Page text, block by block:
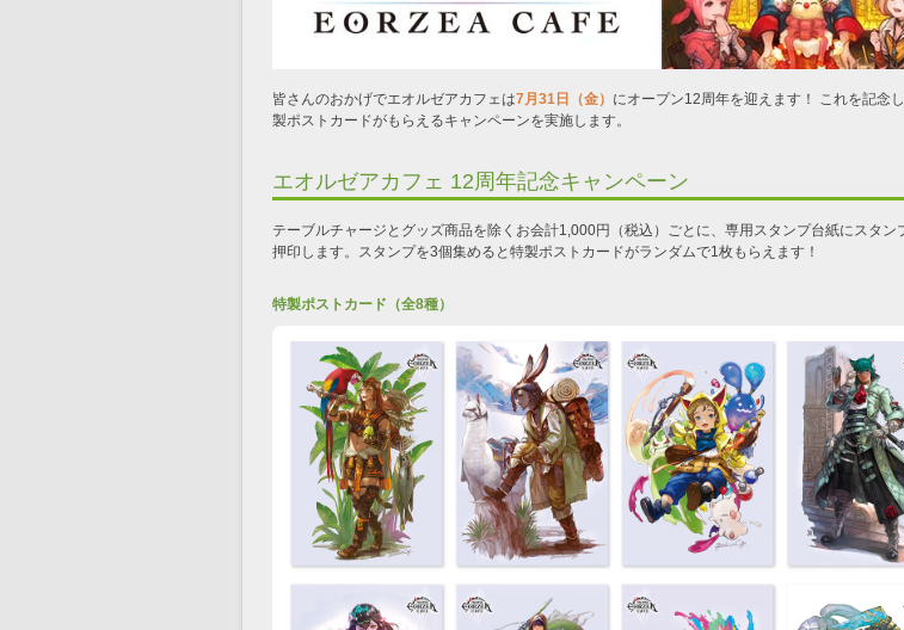
皆さんのおかげでエオルゼアカフ ェは7月31日（金） にオープン12周年を迎えます！ これを記念
製ポストカードがもらえるキャンペーンを実施します。
エオルゼアカフェ 12周年記念キャンペーン
テーブルチャージとグッズ商品を除くお会計1,000円（税込）ごとに、専用スタンプ台紙にスタン
押印します。スタンプを3個集めると特製ポストカードがランダムで1枚もらえます！
特製ポストカード（全8種）